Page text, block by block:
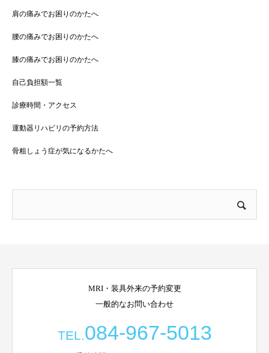
肩の痛みでお困りのかたへ
腰の痛みでお困りのかたへ
膝の痛みでお困りのかたへ
自己負担額一覧
診療時間・アクセス
運動器リハビリの予約方法
骨粗しょう症が気になるかたへ
MRI・装具外来の予約変更
一般的なお問い合わせ
TEL. 084-967-5013